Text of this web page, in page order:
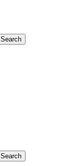
Search
Search